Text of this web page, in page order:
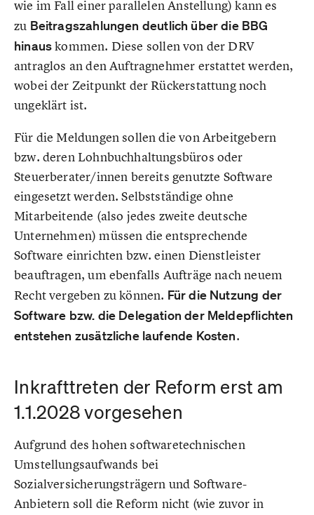
wie im Fall einer parallelen Anstellung) kann es
zu Beitragszahlungen deutlich über die BBG
hinauskommen. Diese sollen von der DRV
antraglos an den Auftragnehmer erstattet werden,
wobei der Zeitpunkt der Rückerstattung noch
ungeklärt ist.
Für die Meldungen sollen die von Arbeitgebern
bzw. deren Lohnbuchhaltungsbüros oder
Steuerberater/innen bereits genutzte Software
eingesetzt werden. Selbstständige ohne
Mitarbeitende (also jedes zweite deutsche
Unternehmen) müssen die entsprechende
Software einrichten bzw. einen Dienstleister
beauftragen, um ebenfalls Aufträge nach neuem
Recht vergeben zu können. Für die Nutzung der
Software bzw. die Delegation der Meldepflichten
entstehen zusätzliche laufende Kosten.
Inkrafttreten der Reform erst am
1.1.2028 vorgesehen
Aufgrund des hohen softwaretechnischen
Umstellungsaufwands bei
Sozialversicherungsträgern und Software-
Anbietern soll die Reform nicht (wie zuvor in